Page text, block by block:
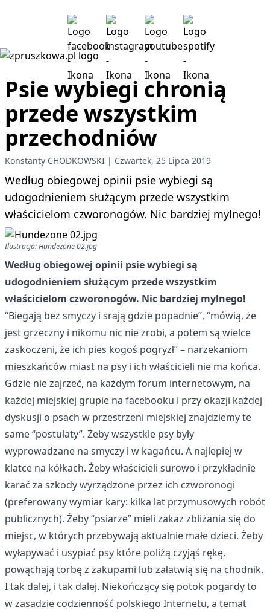
Psie wybiegi chronią
przede wszystkim
przechodniów
Konstanty CHODKOWSKI Czwartek, 25 Lipca 2019
Według obiegowej opinii psie wybiegi są
udogodnieniem służącym przede wszystkim
właścicielom czworonogów. Nic bardziej mylnego!
Ilustracja: Hundezone 02.jpg
Według obiegowej opinii psie wybiegi są
udogodnieniem służącym przede wszystkim
właścicielom czworonogów. Nic bardziej mylnego!
“Biegają bez smyczy i srają gdzie popadnie”, “mówią, że
jest grzeczny i nikomu nic nie zrobi, a potem są wielce
zaskoczeni, że ich pies kogoś pogryzł” – narzekaniom
mieszkańców miast na psy i ich właścicieli nie ma końca.
Gdzie nie zajrzeć, na każdym forum internetowym, na
każdej miejskiej grupie na facebooku i przy okazji każdej
dyskusji o psach w przestrzeni miejskiej znajdziemy te
same “postulaty”. Żeby wszystkie psy były
wyprowadzane na smyczy i w kagańcu. A najlepiej w
klatce na kółkach. Żeby właścicieli surowo i przykładnie
karać za szkody wyrządzone przez ich czworonogi
(preferowany wymiar kary: kilka lat przymusowych robót
publicznych). Żeby “psiarze” mieli zakaz zbliżania się do
miejsc, w których przebywają aktualnie małe dzieci. Żeby
wyłapywać i usypiać psy które poliżą czyjąś rękę,
powąchają torbę z zakupami lub załatwią się na chodnik.
I tak dalej, i tak dalej. Niekończący się potok pogardy to
w zasadzie codzienność polskiego Internetu, a temat